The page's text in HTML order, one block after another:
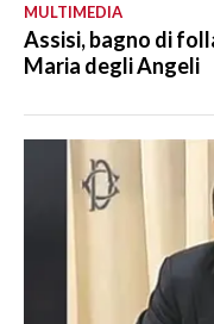
MULTIMEDIA
Assisi, bagno di
Maria degli Angeli